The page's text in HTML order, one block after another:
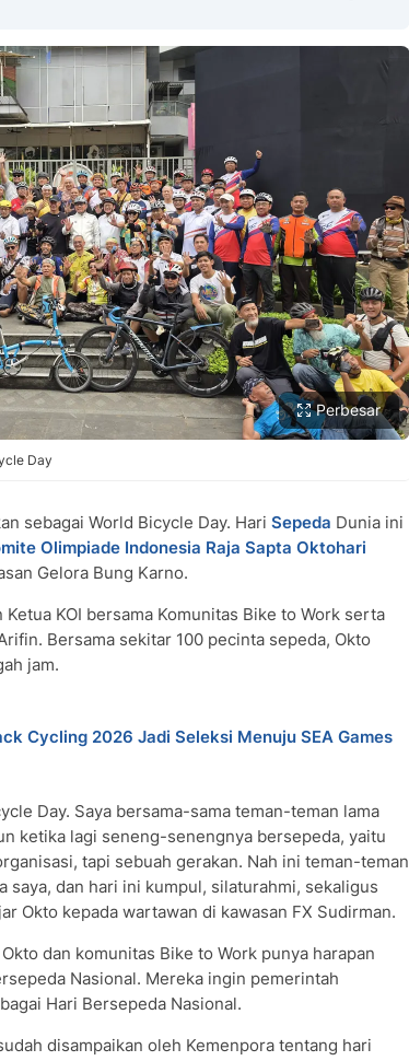
Perbesar
Day
sebagai World Bicycle Day. Hari Sepeda Dunia ini
Olimpiade Indonesia Raja Sapta Oktohari
Gelora Bung Karno.
KOI bersama Komunitas Bike to Work serta
Bersama sekitar 100 pecinta sepeda, Okto
jam.
Cycling 2026 Jadi Seleksi Menuju SEA Games
Day. Saya bersama-sama teman-teman lama
ketika lagi seneng-senengnya bersepeda, yaitu
tapi sebuah gerakan. Nah ini teman-teman
saya, dan hari ini kumpul, silaturahmi, sekaligus
Okto kepada wartawan di kawasan FX Sudirman.
dan komunitas Bike to Work punya harapan
Nasional. Mereka ingin pemerintah
Hari Bersepeda Nasional.
disampaikan oleh Kemenpora tentang hari